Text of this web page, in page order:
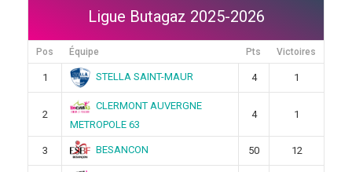
Ligue Butagaz 2025-2026
Pos Équipe Pts Victoires
1 STELLA SAINT-MAUR 4 1
2
CLERMONT AUVERGNE
METROPOLE 63
4 1
3 BESANCON 50 12